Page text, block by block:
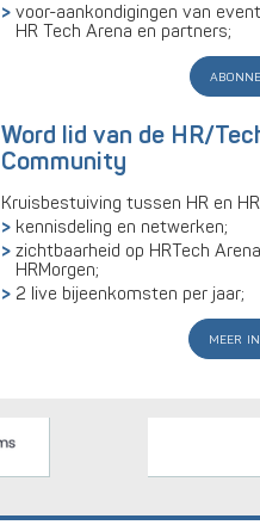
voor-aankondigingen van
HR Tech Arena en partners;
Word lid van de HR/
Community
Kruisbestuiving tussen HR en
kennisdeling en netwerken;
zichtbaarheid op HRTech
HRMorgen;
2 live bijeenkomsten per jaar;
meer